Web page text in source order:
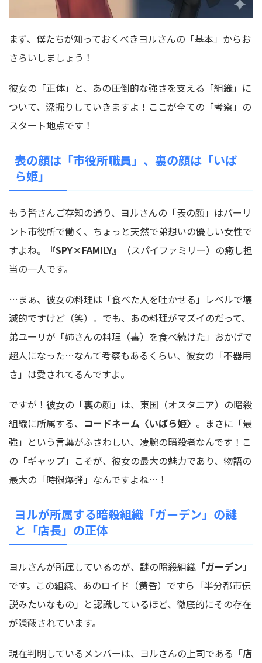
まず、僕たちが知っておくべきヨルさんの「基本」からお
さらいしましょう！
彼女の「正体」と、あの圧倒的な強さを支える「組織」に
ついて、深掘りしていきますよ！ここが全ての「考察」の
スタート地点です！
表の顔は「市役所職員」、裏の顔は「いば
ら姫」
もう皆さんご存知の通り、ヨルさんの「表の顔」はバーリ
ント市役所で働く、ちょっと天然で弟想いの優しい女性で
すよね。
『SPY×FAMILY』
（スパイファミリー）の癒し担
当の一人です。
…まぁ、彼女の料理は「食べた人を吐かせる」レベルで壊
滅的ですけど（笑）。でも、あの料理がマズイのだって、
弟ユーリが「姉さんの料理（毒）を食べ続けた」おかげで
超人になった…なんて考察もあるくらい、彼女の「不器用
さ」は愛されてるんですよ。
ですが！彼女の「裏の顔」は、東国（オスタニア）の暗殺
組織に所属する、 コードネーム〈いばら姫〉 。まさに「最
強」という言葉がふさわしい、凄腕の暗殺者なんです！こ
の「ギャップ」こそが、彼女の最大の魅力であり、物語の
最大の「時限爆弾」なんですよね…！
ヨルが所属する暗殺組織「ガーデン」の謎
と「店長」の正体
ヨルさんが所属しているのが、謎の暗殺組織 「ガーデン」
です。この組織、あのロイド（黄昏）ですら「半分都市伝
説みたいなもの」と認識しているほど、徹底的にその存在
が隠蔽されています。
現在判明しているメンバーは、ヨルさんの上司である 「店